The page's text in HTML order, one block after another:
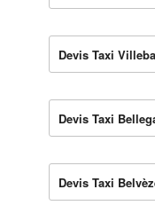
Devis Taxi
Devis Taxi
Devis Taxi